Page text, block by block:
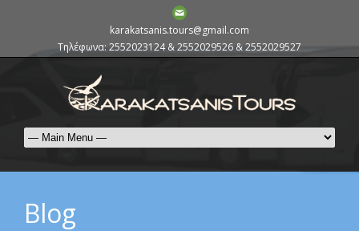
karakatsanis.tours@gmail.com
Τηλέφωνα: 2552023124 & 2552029526 & 2552029527
Blog